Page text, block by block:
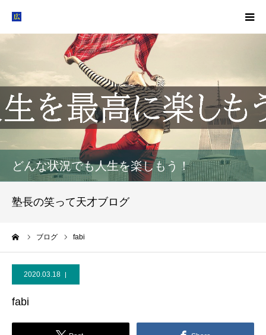
どんな状況でも人生を楽しもう！
塾長の笑って天才ブログ
ブログ fabi
2020.03.18
fabi
お知らせ
指導方針
HGM
お問い合わせ
ブログ